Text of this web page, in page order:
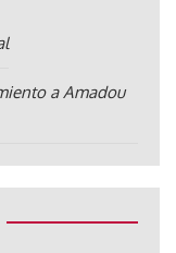
a Amadou